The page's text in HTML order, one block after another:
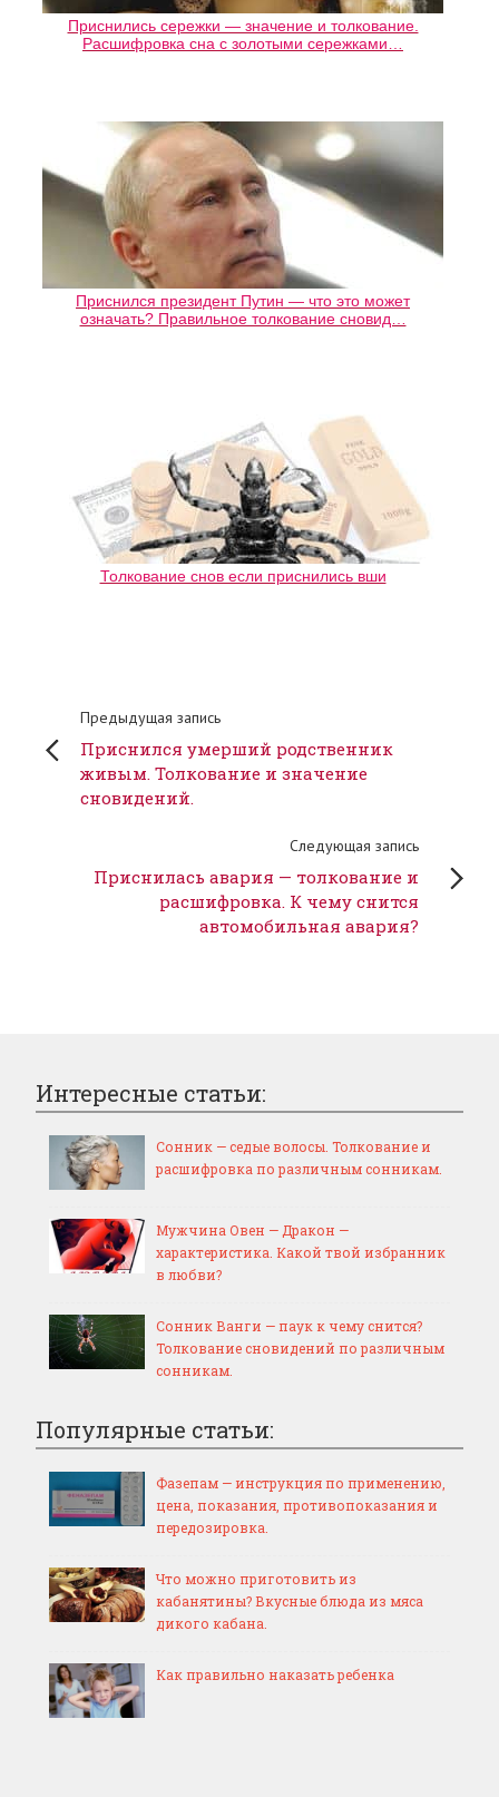
Приснились сережки — значение и толкование.
Расшифровка сна с золотыми сережками…
Приснился президент Путин — что это может
означать? Правильное толкование сновид…
Толкование снов если приснились вши
Предыдущая запись
Приснился умерший родственник
живым. Толкование и значение
сновидений.
Следующая запись
Приснилась авария — толкование и
расшифровка. К чему снится
автомобильная авария?
Интересные статьи:
Сонник — седые волосы. Толкование и
расшифровка по различным сонникам.
Мужчина Овен — Дракон —
характеристика. Какой твой избранник
в любви?
Сонник Ванги — паук к чему снится?
Толкование сновидений по различным
сонникам.
Популярные статьи:
Фазепам — инструкция по применению,
цена, показания, противопоказания и
передозировка.
Что можно приготовить из
кабанятины? Вкусные блюда из мяса
дикого кабана.
Как правильно наказать ребенка